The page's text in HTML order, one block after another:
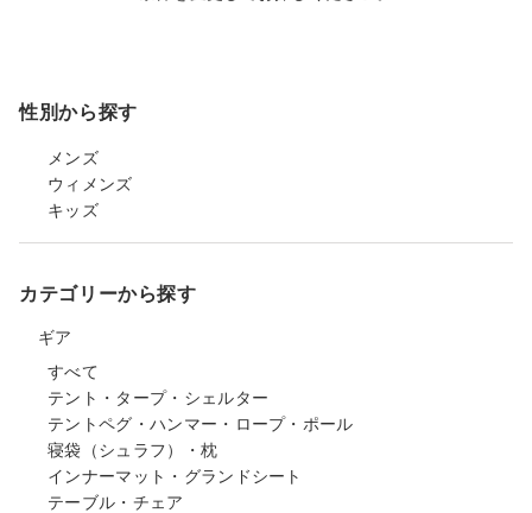
性別から探す
メンズ
ウィメンズ
キッズ
カテゴリーから探す
ギア
すべて
テント・タープ・シェルター
テントペグ・ハンマー・ロープ・ポール
寝袋（シュラフ）・枕
インナーマット・グランドシート
テーブル・チェア